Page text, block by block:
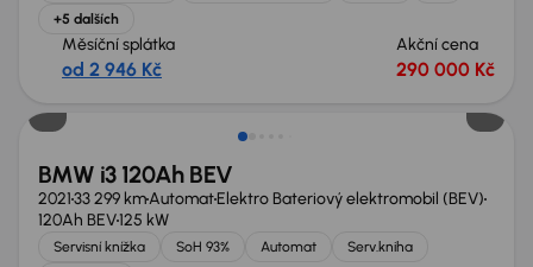
+5 dalších
Měsíční splátka
od 2 946 Kč
Akční cena
290 000 Kč
Zlevněno o 20 000 Kč
BMW i3 120Ah BEV
202133 299 kmAutomatElektro Bateriový elektromobil (BEV)
120Ah BEV125 kW
Servisní knížka SoH 93% Automat
Serv.kniha